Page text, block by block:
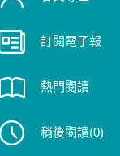
に関
，
訂閱電子報
熱門閱讀
稍後閱讀(0)